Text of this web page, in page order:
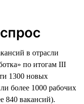
в отрасли
по итогам III
1300 новых
более 1000 рабочих
840 вакансий).